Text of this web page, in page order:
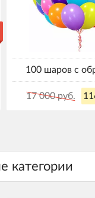
100 шаров с
17 000 руб.